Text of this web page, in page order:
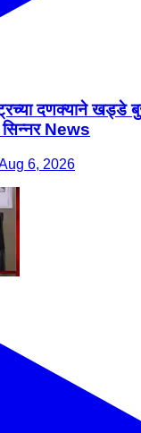
दणक्याने खड्डे
News
6, 2026